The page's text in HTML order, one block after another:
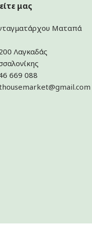
μας
Ματαπά
Λαγκαδάς
669 088